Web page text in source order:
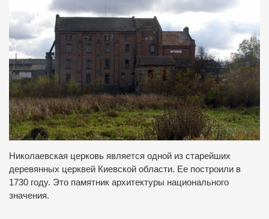
Николаевская церковь является одной из старейших
деревянных церквей Киевской области. Ее построили в
1730 году. Это памятник архитектуры национального
значения.